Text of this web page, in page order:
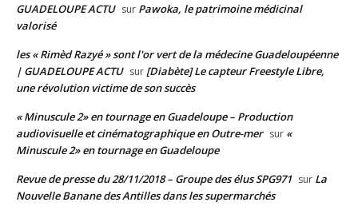
GUADELOUPE ACTU sur Pawoka, le patrimoine médicinal
valorisé
les « Rimèd Razyé » sont l'or vert de la médecine Guadeloupéenne
| GUADELOUPE ACTU sur [Diabète] Le capteur Freestyle Libre,
une révolution victime de son succès
« Minuscule 2» en tournage en Guadeloupe – Production
audiovisuelle et cinématographique en Outre-mer sur «
Minuscule 2» en tournage en Guadeloupe
Revue de presse du 28/11/2018 – Groupe des élus SPG971 sur La
Nouvelle Banane des Antilles dans les supermarchés